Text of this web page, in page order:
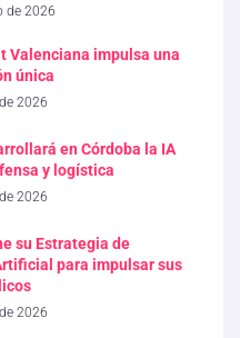
de 2026
Valenciana impulsa una
única
2026
en Córdoba la IA
y logística
2026
su Estrategia de
para impulsar sus
2026